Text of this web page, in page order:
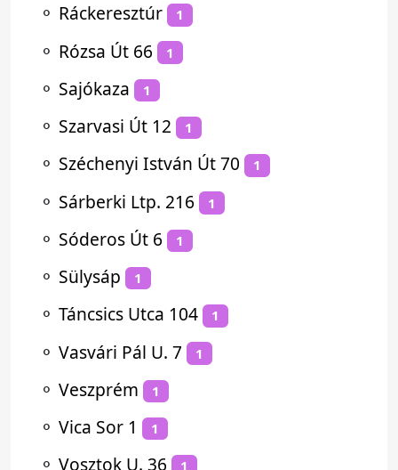
⚬ Ráckeresztúr 1
⚬ Rózsa Út 66 1
⚬ Sajókaza 1
⚬ Szarvasi Út 12 1
⚬ Széchenyi István Út 70 1
⚬ Sárberki Ltp. 216 1
⚬ Sóderos Út 6 1
⚬ Sülysáp 1
⚬ Táncsics Utca 104 1
⚬ Vasvári Pál U. 7 1
⚬ Veszprém 1
⚬ Vica Sor 1 1
⚬ Vosztok U. 36 1